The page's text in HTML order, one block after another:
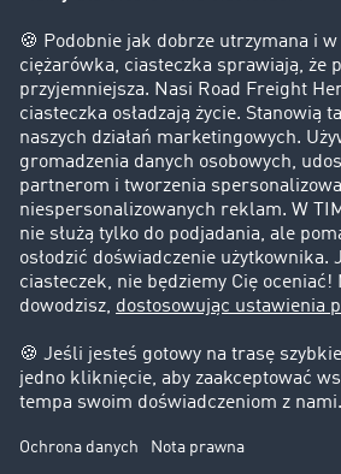
Firma
Historie sukcesu
Klienci pozyskują nowych klientów
Informacje prawne
Impressum
OWU
Ochrona danych
Ustawienia plików cookies